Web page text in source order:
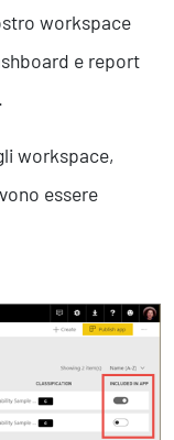
workspace
e report
workspace,
essere